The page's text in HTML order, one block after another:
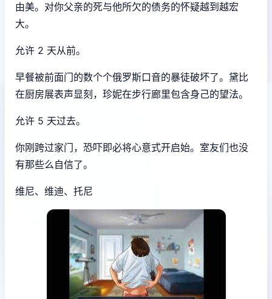
由美。对你父亲的死与他所欠的债务的怀疑越到越宏
大。
允许 2 天从前。
早餐被前面门的数个个俄罗斯口音的暴徒破坏了。黛比
在厨房展表声显刻，珍妮在步行廊里包含身己的望法。
允许 5 天过去。
你刚跨过家门，恐吓即必将心意式开启始。室友们也没
有那些么自信了。
维尼、维迪、托尼